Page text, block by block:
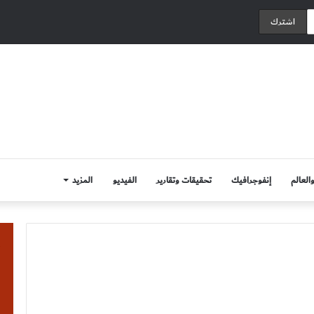
إنفوجرافيك تحقيقات وتقارير الفيديو المزيد